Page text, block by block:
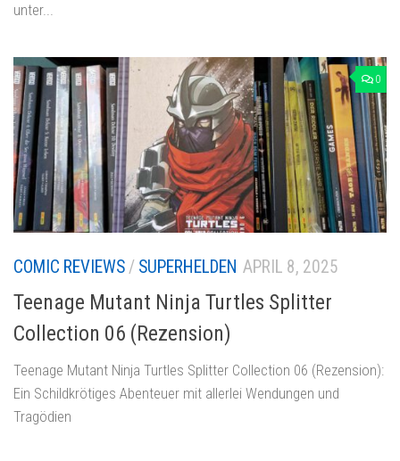
unter...
0
COMIC REVIEWS / SUPERHELDEN APRIL 8, 2025
Teenage Mutant Ninja Turtles Splitter
Collection 06 (Rezension)
Teenage Mutant Ninja Turtles Splitter Collection 06 (Rezension):
Ein Schildkrötiges Abenteuer mit allerlei Wendungen und
Tragödien